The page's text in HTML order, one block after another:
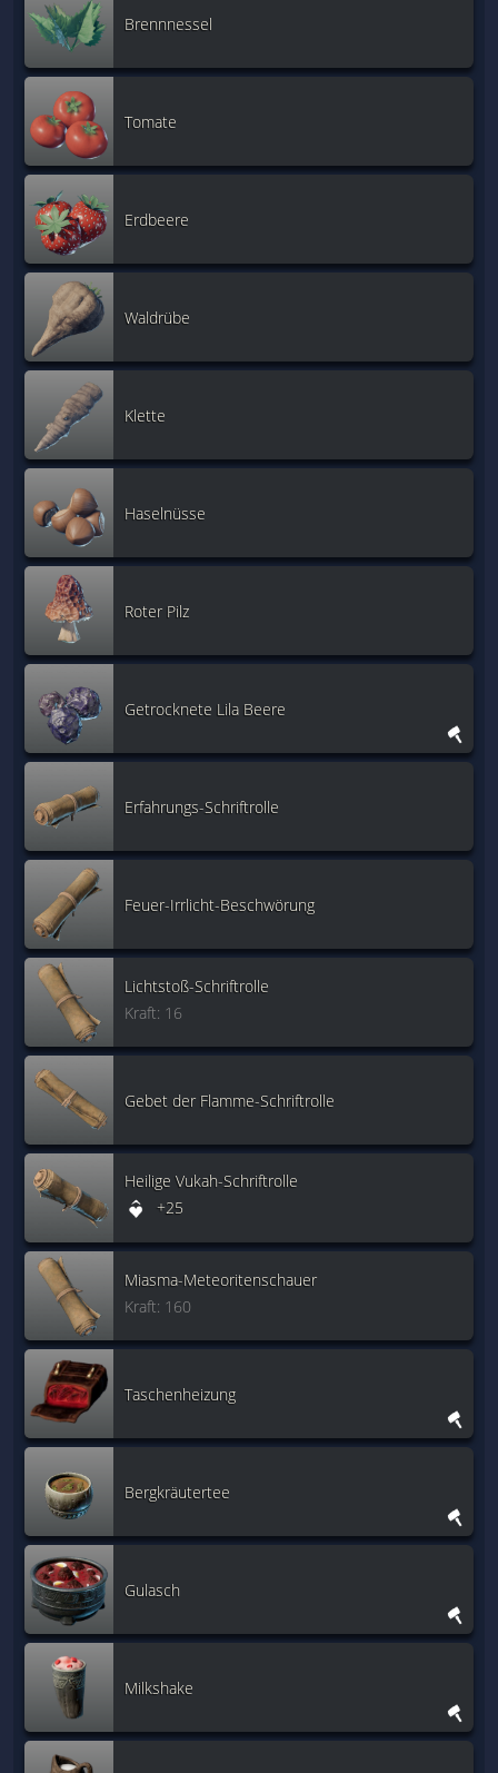
Brennnessel
Tomate
Erdbeere
Waldrübe
Klette
Haselnüsse
Roter Pilz
Getrocknete Lila Beere
Erfahrungs-Schriftrolle
Feuer-Irrlicht-Beschwörung
Lichtstoß-Schriftrolle
Kraft: 16
Gebet der Flamme-Schriftrolle
Heilige Vukah-Schriftrolle
+25
Miasma-Meteoritenschauer
Kraft: 160
Taschenheizung
Bergkräutertee
Gulasch
Milkshake